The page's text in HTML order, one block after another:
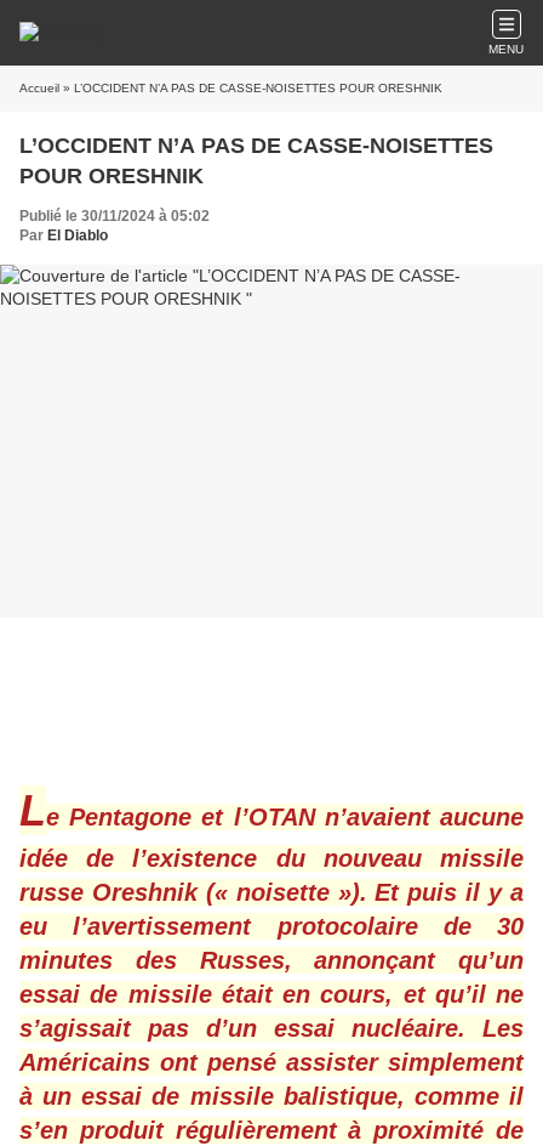
MENU
Accueil » L’OCCIDENT N’A PAS DE CASSE-NOISETTES POUR ORESHNIK
L’OCCIDENT N’A PAS DE CASSE-NOISETTES
POUR ORESHNIK
Publié le 30/11/2024 à 05:02
Par El Diablo
Le Pentagone et l’OTAN n’avaient aucune
idée de l’existence du nouveau missile
russe Oreshnik (« noisette »). Et puis il y a
eu l’avertissement protocolaire de 30
minutes des Russes, annonçant qu’un
essai de missile était en cours, et qu’il ne
s’agissait pas d’un essai nucléaire. Les
Américains ont pensé assister simplement
à un essai de missile balistique, comme il
s’en produit régulièrement à proximité de